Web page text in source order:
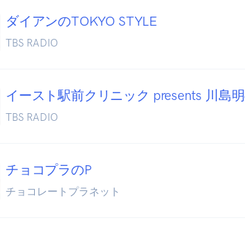
ダイアンのTOKYO STYLE
TBS RADIO
イースト駅前クリニック presents 川島
TBS RADIO
チョコプラのP
チョコレートプラネット